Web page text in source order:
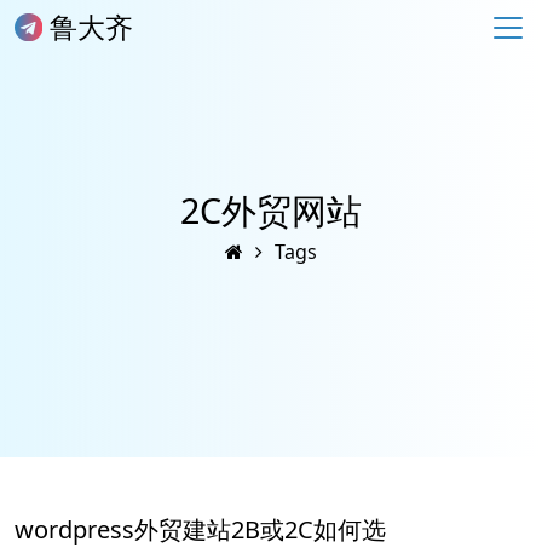
鲁大齐
2C外贸网站
Tags
wordpress外贸建站2B或2C如何选